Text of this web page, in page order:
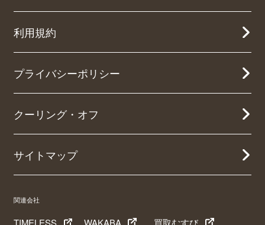
利用規約
プライバシーポリシー
クーリング・オフ
サイトマップ
関連会社
TIMELESS WAKABA 買取むすび